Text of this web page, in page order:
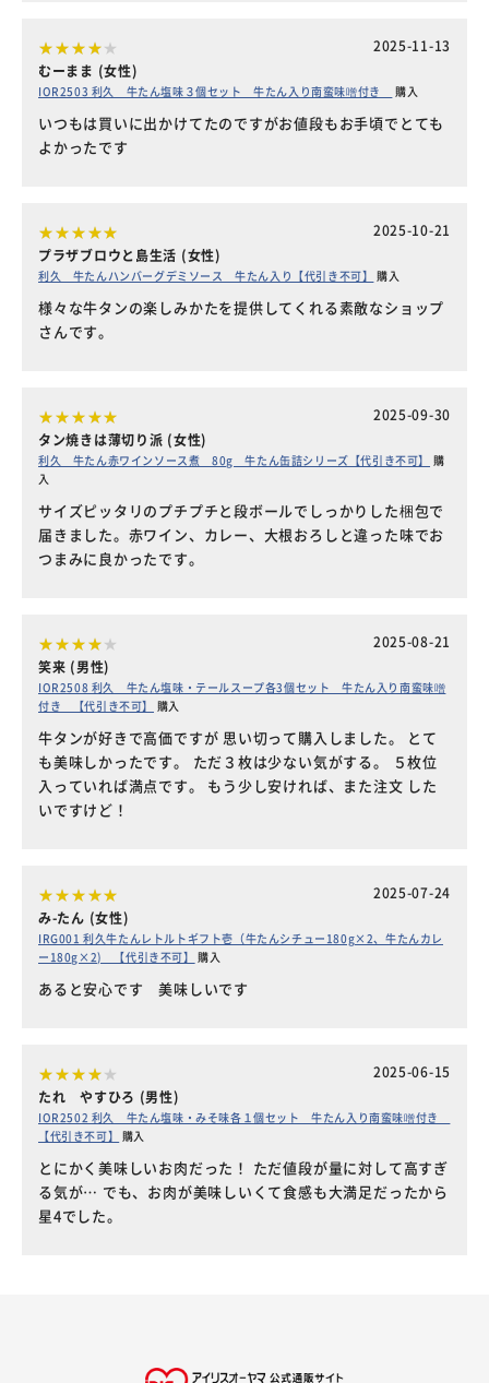
2025-11-13
むーまま (女性)
IOR2503 利久 牛たん塩味３個セット 牛たん入り南蛮味噌付き 購入
いつもは買いに出かけてたのですがお値段もお手頃でとても
よかったです
2025-10-21
プラザブロウと島生活 (女性)
利久 牛たんハンバーグデミソース 牛たん入り【代引き不可】 購入
様々な牛タンの楽しみかたを提供してくれる素敵なショップ
さんです。
2025-09-30
タン焼きは薄切り派 (女性)
利久 牛たん赤ワインソース煮 80g 牛たん缶詰シリーズ【代引き不可】
購
入
サイズピッタリのプチプチと段ボールでしっかりした梱包で
届きました。赤ワイン、カレー、大根おろしと違った味でお
つまみに良かったです。
2025-08-21
笑来 (男性)
IOR2508 利久 牛たん塩味・テールスープ各3個セット 牛たん入り南蛮味噌
付き 【代引き不可】
購入
牛タンが好きで高価ですが 思い切って購入しました。 とて
も美味しかったです。 ただ３枚は少ない気がする。 ５枚位
入っていれば満点です。 もう少し安ければ、また注文 した
いですけど！
2025-07-24
み-たん (女性)
IRG001 利久牛たんレトルトギフト壱（牛たんシチュー180g×2、牛たんカレ
ー180g×2) 【代引き不可】 購入
あると安心です 美味しいです
2025-06-15
たれ やすひろ (男性)
IOR2502 利久 牛たん塩味・みそ味各１個セット 牛たん入り南蛮味噌付き
【代引き不可】 購入
とにかく美味しいお肉だった！ ただ値段が量に対して高すぎ
る気が… でも、お肉が美味しいくて食感も大満足だったから
星4でした。